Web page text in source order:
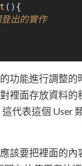
() {
出的實作
功能進行調整的
裡面存放資料的
代表這個 User
該要把裡面的內